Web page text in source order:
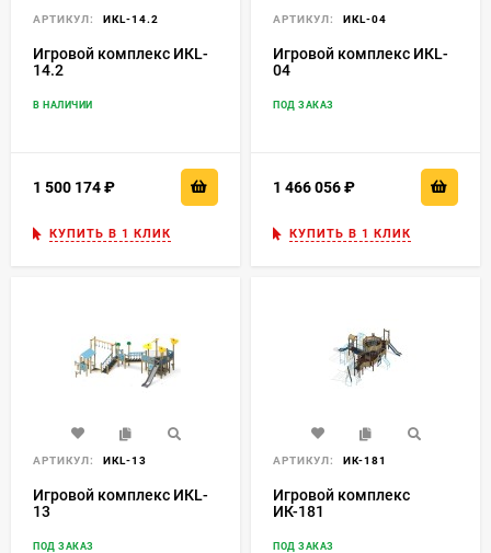
АРТИКУЛ: ИКL-14.2
Игровой комплекс ИКL-
14.2
В НАЛИЧИИ
1 500 174
КУПИТЬ В 1 КЛИК
АРТИКУЛ: ИКL-04
Игровой комплекс ИКL-
04
ПОД ЗАКАЗ
1 466 056
КУПИТЬ В 1 КЛИК
АРТИКУЛ: ИКL-13
Игровой комплекс ИКL-
13
ПОД ЗАКАЗ
АРТИКУЛ: ИК-181
Игровой комплекс
ИК-181
ПОД ЗАКАЗ